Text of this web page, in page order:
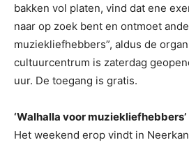
bakken vol platen, vind dat ene
naar op zoek bent en ontmoet
muziekliefhebbers”, aldus de
cultuurcentrum is zaterdag
uur. De toegang is gratis.
‘Walhalla voor muziekliefhebbers’
Het weekend erop vindt in